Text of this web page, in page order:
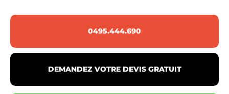
0495.444.690
DEMANDEZ VOTRE DEVIS GRATUIT